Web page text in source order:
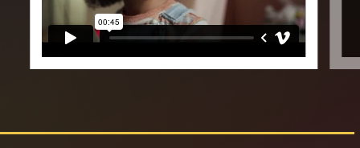
L’Agence décline toute responsabilité pour les
difficultés rencontrées lors de l’accès à son site ou pour
toute défaillance de communication.